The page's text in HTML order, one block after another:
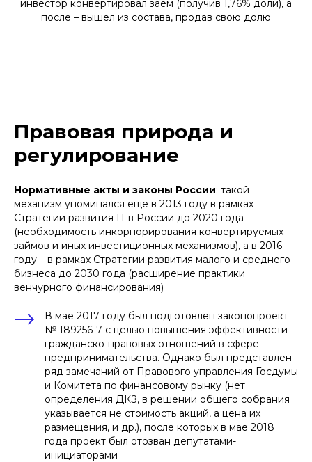
инвестор конвертировал заём (получив 1,76% доли), а
после – вышел из состава, продав свою долю
Правовая природа и
регулирование
Нормативные акты и законы России: такой
механизм упоминался ещё в 2013 году в рамках
Стратегии развития IT в России до 2020 года
(необходимость инкорпорирования конвертируемых
займов и иных инвестиционных механизмов), а в 2016
году – в рамках Стратегии развития малого и среднего
бизнеса до 2030 года (расширение практики
венчурного финансирования)
В мае 2017 году был подготовлен законопроект
№ 189256-7 с целью повышения эффективности
гражданско-правовых отношений в сфере
предпринимательства. Однако был представлен
ряд замечаний от Правового управления Госдумы
и Комитета по финансовому рынку (нет
определения ДКЗ, в решении общего собрания
указывается не стоимость акций, а цена их
размещения, и др.), после которых в мае 2018
года проект был отозван депутатами-
инициаторами